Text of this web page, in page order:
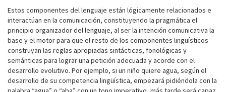
Estos componentes del lenguaje están lógicamente relacionados e
interactúan en la comunicación, constituyendo la pragmática el
principio organizador del lenguaje, al ser la intención comunicativa la
base y el motor para que el resto de los componentes lingüísticos
construyan las reglas apropiadas sintácticas, fonológicas y
semánticas para lograr una petición adecuada y acorde con el
desarrollo evolutivo. Por ejemplo, si un niño quiere agua, según el
desarrollo de su competencia lingüística, empezará pidiéndola con la